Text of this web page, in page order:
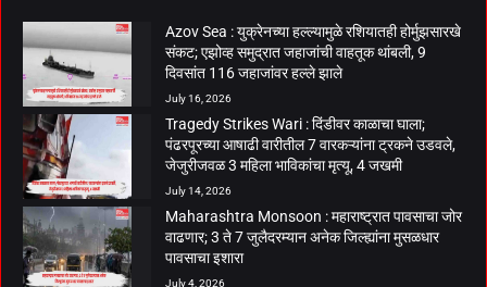
Azov Sea : युक्रेनच्या हल्ल्यामुळे रशियातही होर्मुझसारखे
संकट; एझोव्ह समुद्रात जहाजांची वाहतूक थांबली, 9
दिवसांत 116 जहाजांवर हल्ले झाले
July 16, 2026
Tragedy Strikes Wari : दिंडीवर काळाचा घाला;
पंढरपूरच्या आषाढी वारीतील 7 वारकऱ्यांना ट्रकने उडवले,
जेजुरीजवळ 3 महिला भाविकांचा मृत्यू, 4 जखमी
July 14, 2026
Maharashtra Monsoon : महाराष्ट्रात पावसाचा जोर
वाढणार; 3 ते 7 जुलैदरम्यान अनेक जिल्ह्यांना मुसळधार
पावसाचा इशारा
July 4, 2026